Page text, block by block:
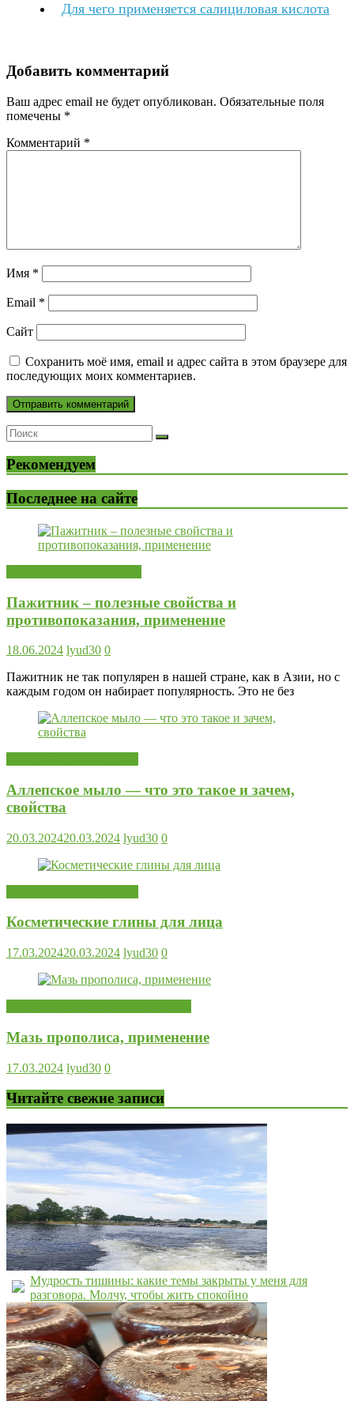
Для чего применяется салициловая кислота
Добавить комментарий
Ваш адрес email не будет опубликован. Обязательные поля
помечены *
Комментарий *
Имя *
Email *
Сайт
Сохранить моё имя, email и адрес сайта в этом браузере для
последующих моих комментариев.
Рекомендуем
Последнее на сайте
Пажитник – полезные свойства и
противопоказания, применение
18.06.2024 lyud30 0
Пажитник не так популярен в нашей стране, как в Азии, но с
каждым годом он набирает популярность. Это не без
Аллепское мыло — что это такое и зачем,
свойства
20.03.202420.03.2024 lyud30 0
Косметические глины для лица
17.03.202420.03.2024 lyud30 0
Мазь прополиса, применение
17.03.2024 lyud30 0
Читайте свежие записи
Мудрость тишины: какие темы закрыты у меня для
разговора. Молчу, чтобы жить спокойно